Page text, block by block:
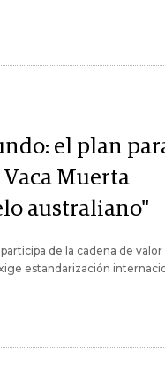
el plan
Muerta
australiano"
de la cadena de valor
estandarización